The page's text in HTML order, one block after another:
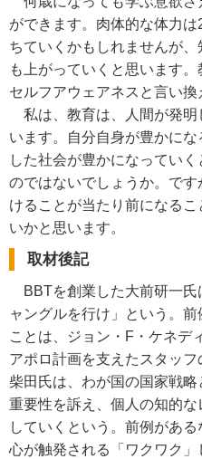
ができます。肉体的な体力
ちていくかもしれませんが
も上がっていくと思います
セルフアウェアネスと言い換
私は、教育は、人間が発明
います。自分自身が豊かに
した社会が豊かになってい
のではないでしょうか。で
けることが当たり前になる
いかと思います。
取材後記
BBTを創業した大前研一氏
ャングルを行け」という。
ことは、ジョン・F・ケネデ
アポロ計画を支えたスタッフ
柴田氏は、わが国の国家戦
重要性を訴え、個人の知的
していくという。前例があ
心が触発される「ワクワク